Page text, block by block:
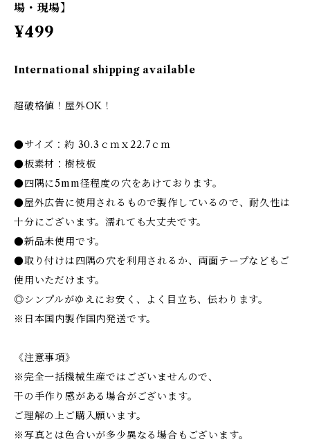
場・現場】
¥499
International shipping available
超破格値！屋外OK！
●サイズ：約 30.3ｃｍｘ22.7ｃｍ
●板素材：樹枝板
●四隅に5mm径程度の穴をあけております。
●屋外広告に使用されるもので製作しているので、耐久性は
十分にございます。濡れても大丈夫です。
●新品未使用です。
●取り付けは四隅の穴を利用されるか、両面テープなどもご
使用いただけます。
◎シンプルがゆえにお安く、よく目立ち、伝わります。
※日本国内製作国内発送です。
《注意事項》
※完全一括機械生産ではございませんので、
干の手作り感がある場合がございます。
ご理解の上ご購入願います。
※写真とは色合いが多少異なる場合もございます。